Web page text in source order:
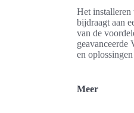
Het installeren
bijdraagt aan
van de
geavanceerde
en
Meer